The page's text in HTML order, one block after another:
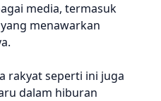
media, termasuk
yang menawarkan
rakyat seperti ini juga
dalam hiburan